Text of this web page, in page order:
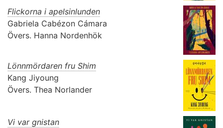
Flickorna i apelsinlunden
Gabriela Cabézon Cámara
Övers. Hanna Nordenhök
Lönnmördaren fru Shim
Kang Jiyoung
Övers. Thea Norlander
Vi var gnistan